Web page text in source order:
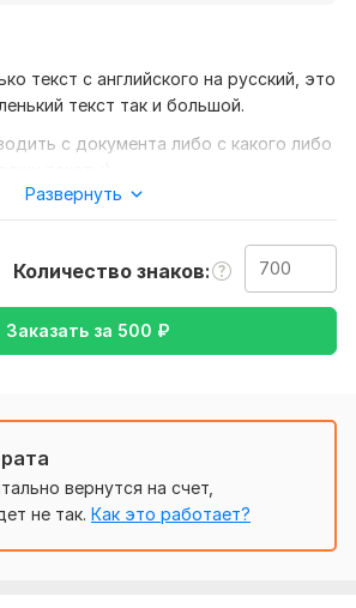
текст с английского на русский, это
текст так и большой.
с документа либо с какого либо
не нужно, просто присылайте мне
языке и я вам его переведу.
Медицина и здоровье,Отдых и
Финансы, банки
Развернуть
Количество знаков
Заказать за 500 ₽
вернутся на счет,
не так. Как это работает?